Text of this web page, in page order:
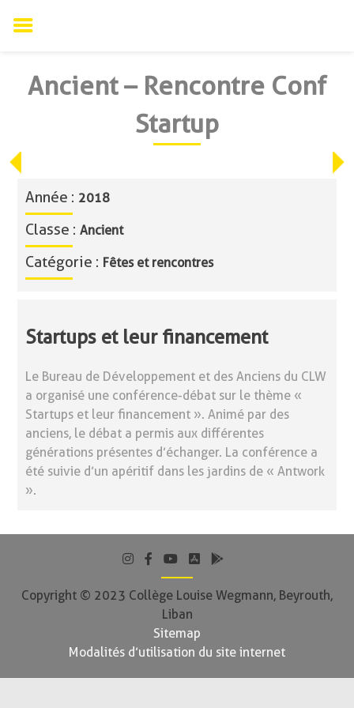
contentAncient – Rencontre Conf
Startup
Année : 2018
Classe : Ancient
Catégorie : Fêtes et rencontres
Startups et leur financement
Le Bureau de Développement et des Anciens du CLW
a organisé une conférence-débat sur le thème «
Startups et leur financement ». Animé par des
anciens, le débat a permis aux différentes
générations présentes d’échanger. La conférence a
été suivie d’un apéritif dans les jardins de « Antwork
».
Copyright © 2023 Collège Louise Wegmann, Beyrouth,
Liban
Sitemap
Modalités d’utilisation du site internet